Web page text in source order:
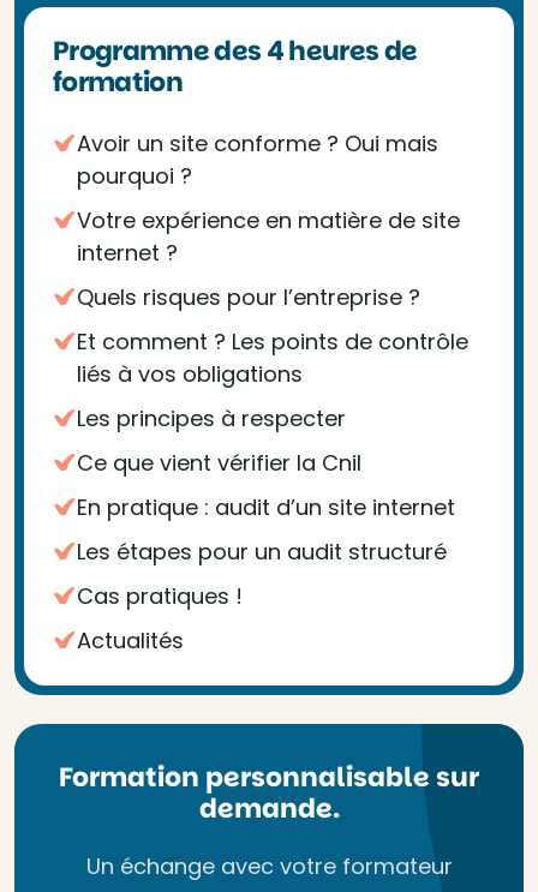
Programme des 4 heures de
formation
Avoir un site conforme ? Oui mais
pourquoi ?
Votre expérience en matière de site
internet ?
Quels risques pour l’entreprise ?
Et comment ? Les points de contrôle
liés à vos obligations
Les principes à respecter
Ce que vient vérifier la Cnil
En pratique : audit d’un site internet
Les étapes pour un audit structuré
Cas pratiques !
Actualités
Formation personnalisable sur
demande.
Un échange avec votre formateur